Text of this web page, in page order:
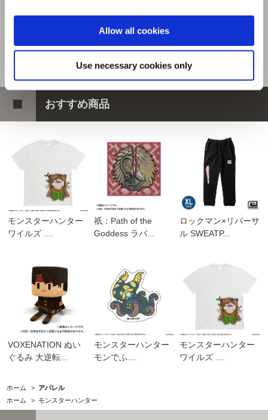
Allow all cookies
Use necessary cookies only
5,940円(税込)
おすすめ商品
モンスターハンター
ワイルズ ....
祇：Path of the
Goddess ラバ...
ロックマン×リバーサ
ル SWEATP...
VOXENATION ぬい
ぐるみ 大逆転...
モンスターハンター
モンでふ....
モンスターハンター
ワイルズ ....
ホーム > アパレル
ホーム
> モンスターハンター